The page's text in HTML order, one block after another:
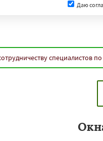
Даю
специалистов